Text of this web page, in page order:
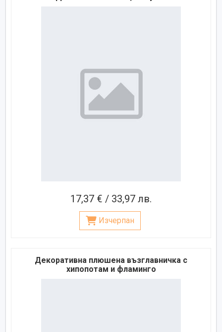
17,37 € / 33,97 лв.
Изчерпан
Декоративна плюшена възглавничка с
хипопотам и фламинго